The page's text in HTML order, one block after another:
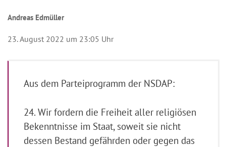
Andreas Edmüller
23. August 2022 um 23:05 Uhr
Aus dem Parteiprogramm der NSDAP:
24. Wir fordern die Freiheit aller religiösen
Bekenntnisse im Staat, soweit sie nicht
dessen Bestand gefährden oder gegen das